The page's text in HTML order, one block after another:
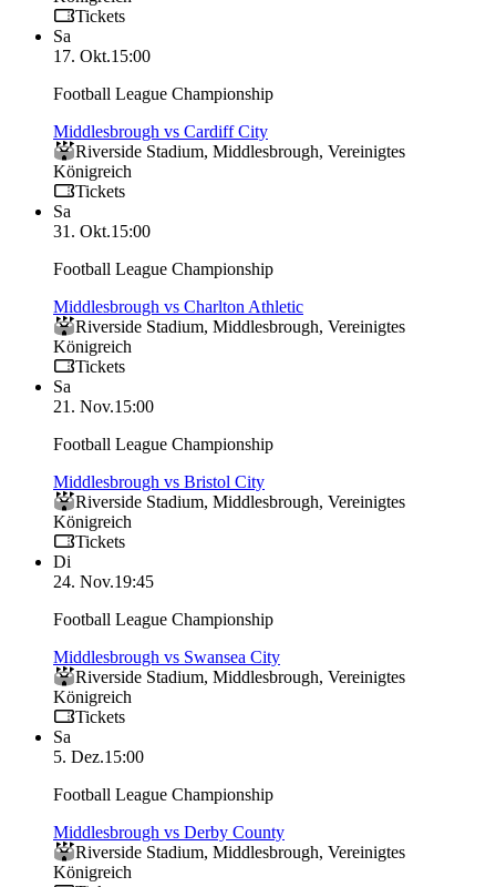
Tickets
Sa
17. Okt.15:00
Football League Championship
Middlesbrough vs Cardiff City
Riverside Stadium, Middlesbrough, Vereinigtes
Königreich
Tickets
Sa
31. Okt.15:00
Football League Championship
Middlesbrough vs Charlton Athletic
Riverside Stadium, Middlesbrough, Vereinigtes
Königreich
Tickets
Sa
21. Nov.15:00
Football League Championship
Middlesbrough vs Bristol City
Riverside Stadium, Middlesbrough, Vereinigtes
Königreich
Tickets
Di
24. Nov.19:45
Football League Championship
Middlesbrough vs Swansea City
Riverside Stadium, Middlesbrough, Vereinigtes
Königreich
Tickets
Sa
5. Dez.15:00
Football League Championship
Middlesbrough vs Derby County
Riverside Stadium, Middlesbrough, Vereinigtes
Königreich